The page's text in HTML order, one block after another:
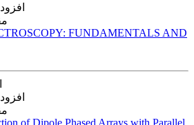
FUNDAMENTALS AND